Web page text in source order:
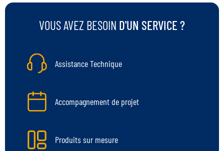
VOUS AVEZ BESOIN D'UN SERVICE ?
Assistance Technique
Accompagnement de projet
Produits sur mesure